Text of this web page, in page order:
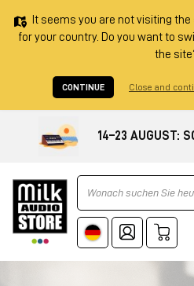
It seems you are not visiting
for your country. Do you want to
the
CONTINUE Close and
14–23 AUGUST:
Ricerca